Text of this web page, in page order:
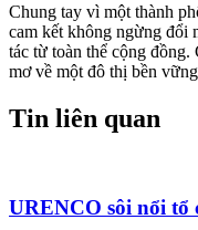
Chung tay vì một thành
cam kết không ngừng đổi
tác từ toàn thể cộng
mơ về một đô thị bền
Tin liên quan
URENCO sôi nổi tổ